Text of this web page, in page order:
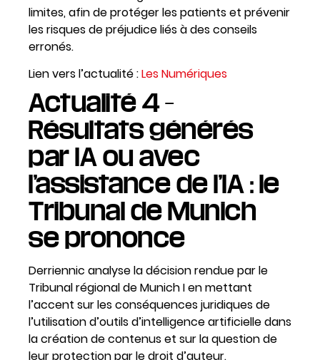
limites, afin de protéger les patients et prévenir
les risques de préjudice liés à des conseils
erronés.
Lien vers l’actualité :Les Numériques
Actualité 4 –
Résultats générés
par IA ou avec
l’assistance de l’IA : le
Tribunal de Munich
se prononce
Derriennic analyse la décision rendue par le
Tribunal régional de Munich Ien mettant
l’accent sur les conséquences juridiques de
l’utilisation d’outils d’intelligence artificielle dans
la création de contenus et sur la question de
leur protection par le droit d’auteur.